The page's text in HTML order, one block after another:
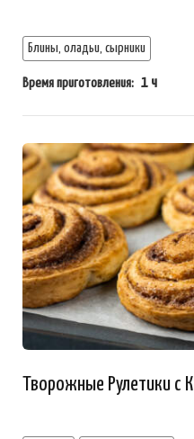
Блины, оладьи, сырники
Время приготовления: 1 ч
Творожные Рулетики с